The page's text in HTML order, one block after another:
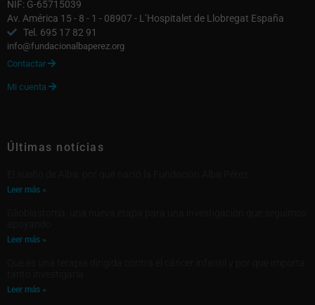
NIF: G-65715039
Av. América 15 - 8 - 1 - 08907 - L’Hospitalet de Llobregat España
Tel. 695 17 82 91
info@fundacionalbaperez.org
Contactar 
Mi cuenta 
Últimas notícias
Leer más »
Leer más »
Leer más »